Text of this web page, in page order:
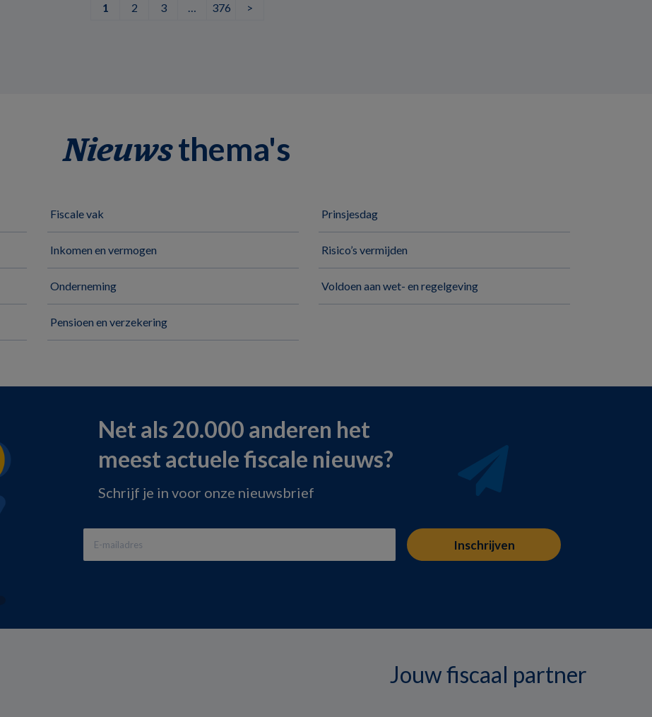
1 2 3 … 376 >
Nieuwsthema's
Fiscale vak
Inkomen en vermogen
Onderneming
Pensioen en verzekering
Prinsjesdag
Risico’s vermijden
Voldoen aan wet- en regelgeving
Net als 20.000 anderen het
meest actuele fiscale nieuws?
Schrijf je in voor onze nieuwsbrief
Jouw fiscaal partner